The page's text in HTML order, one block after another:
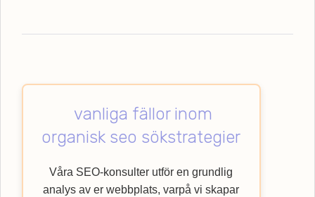
med att lyfta din verksamhet till nya höjder
genom att nyttja vår specialistkompetens
inom SEO. Upptäck hur Webbempire kan
förbättra din webbplats ranking och nå ut till
en bredare kundkrets med vår
SEO-byrå.
vanliga fällor inom
organisk seo sökstrategier
Våra SEO-konsulter utför en grundlig
analys av er webbplats, varpå vi skapar